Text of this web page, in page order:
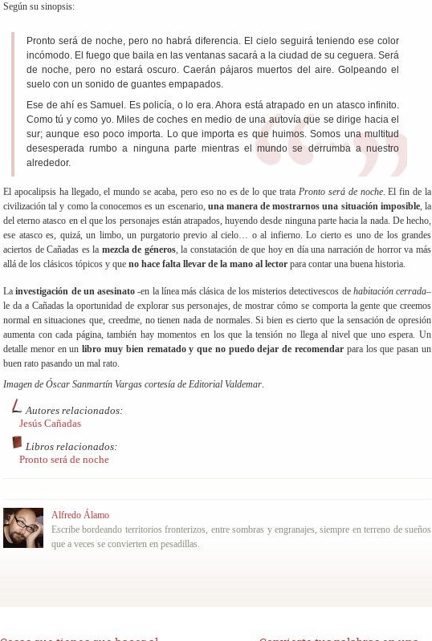
Según su sinopsis:
Pronto será de noche, pero no habrá diferencia. El cielo seguirá teniendo ese color
incómodo. El fuego que baila en las ventanas sacará a la ciudad de su ceguera. Será
de noche, pero no estará oscuro. Caerán pájaros muertos del aire. Golpeando el
suelo con un sonido de guantes empapados.
Ese de ahí es Samuel. Es policía, o lo era. Ahora está atrapado en un atasco infinito.
Como tú y como yo. Miles de coches en medio de una autovía que se dirige hacia el
sur; aunque eso poco importa. Lo que importa es que huimos. Somos una multitud
desesperada rumbo a ninguna parte mientras el mundo se derrumba a nuestro
alrededor.
El apocalipsis ha llegado, el mundo se acaba, pero eso no es de lo que trata Pronto será de noche. El fin de la
civilización tal y como la conocemos es un escenario, una manera de mostrarnos una situación imposible, la
del eterno atasco en el que los personajes están atrapados, huyendo desde ninguna parte hacia la nada. De hecho,
ese atasco es, quizá, un limbo, un purgatorio previo al cielo… o al infierno. Lo cierto es uno de los grandes
aciertos de Cañadas es la mezcla de géneros, la constatación de que hoy en día una narración de horror va más
allá de los clásicos tópicos y que no hace falta llevar de la mano al lector para contar una buena historia.
Lainvestigación de un asesinato-en la línea más clásica de los misterios detectivescos de habitación cerrada–
le da a Cañadas la oportunidad de explorar sus personajes, de mostrar cómo se comporta la gente que creemos
normal en situaciones que, creedme, no tienen nada de normales. Si bien es cierto que la sensación de opresión
aumenta con cada página, también hay momentos en los que la tensión no llega al nivel que uno espera. Un
detalle menor en unlibro muy bien rematado y que no puedo dejar de recomendar para los que pasan un
buen rato pasando un mal rato.
Imagen de Óscar Sanmartín Vargas cortesía de Editorial Valdemar.
Autores relacionados:
Jesús Cañadas
Libros relacionados:
Pronto será de noche
Alfredo Álamo
Escribe bordeando territorios fronterizos, entre sombras y engranajes, siempre en terreno de sueños
que a veces se convierten en pesadillas.